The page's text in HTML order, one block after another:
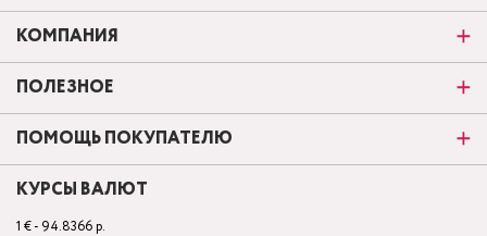
КОМПАНИЯ
ПОЛЕЗНОЕ
ПОМОЩЬ ПОКУПАТЕЛЮ
КУРСЫ ВАЛЮТ
1 € - 94.8366 р.